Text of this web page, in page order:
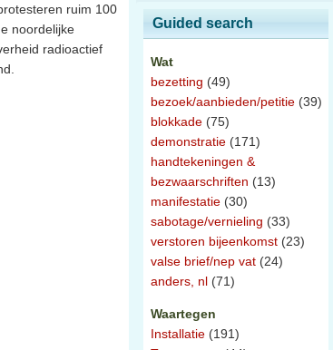
ruim 100
noordelijke
radioactief
Guided search
Wat
bezetting (49)
bezoek/aanbieden/petitie (39)
blokkade (75)
demonstratie (171)
handtekeningen &
bezwaarschriften (13)
manifestatie (30)
sabotage/vernieling (33)
verstoren bijeenkomst (23)
valse brief/nep vat (24)
anders, nl (71)
Waartegen
Installatie (191)